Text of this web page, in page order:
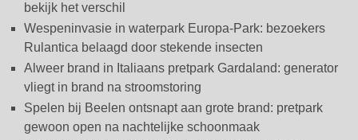
bekijk het verschil
Wespeninvasie in waterpark Europa-Park: bezoekers
Rulantica belaagd door stekende insecten
Alweer brand in Italiaans pretpark Gardaland: generator
vliegt in brand na stroomstoring
Spelen bij Beelen ontsnapt aan grote brand: pretpark
gewoon open na nachtelijke schoonmaak